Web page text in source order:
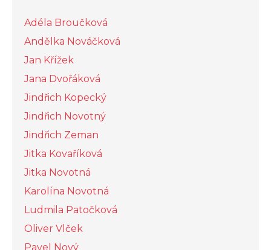
Adéla Broučková
Andělka Nováčková
Jan Křížek
Jana Dvořáková
Jindřich Kopecký
Jindřich Novotný
Jindřich Zeman
Jitka Kovaříková
Jitka Novotná
Karolína Novotná
Ludmila Patočková
Oliver Vlček
Pavel Nový